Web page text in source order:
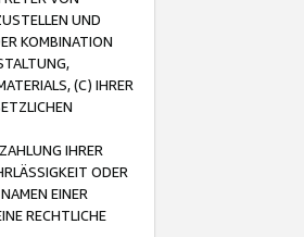
UND
KOMBINATION
(C) IHRER
IHRER
ODER
EINER
RECHTLICHE